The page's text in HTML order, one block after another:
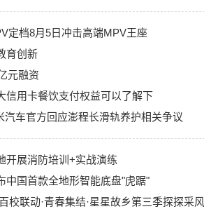
定档8月5日冲击高端MPV王座
育创新
元融资
信用卡餐饮支付权益可以了解下
汽车官方回应澎程长滑轨养护相关争议
开展消防培训+实战演练
中国首款全地形智能底盘"虎踞"
校联动·青春集结·星星故乡第三季探探采